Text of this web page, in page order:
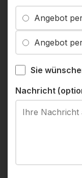
Angebot
Angebot
Sie
Nachricht